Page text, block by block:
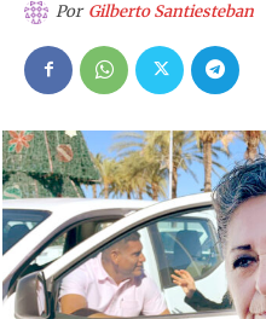
Por Gilberto Santiesteban